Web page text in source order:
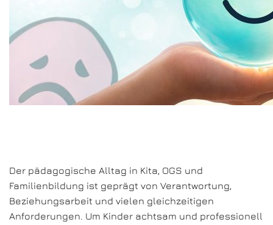
Der pädagogische Alltag in Kita, OGS und
Familienbildung ist geprägt von Verantwortung,
Beziehungsarbeit und vielen gleichzeitigen
Anforderungen. Um Kinder achtsam und professionell